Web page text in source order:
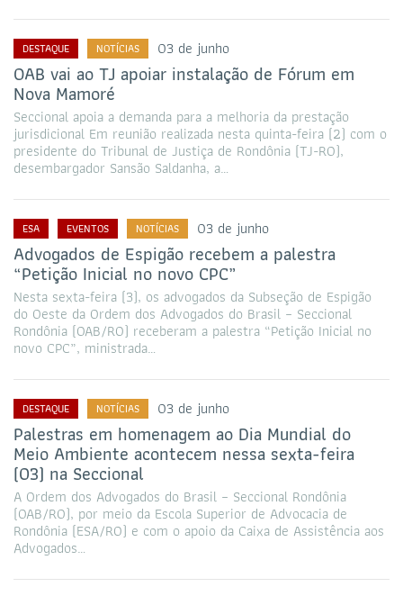
DESTAQUE NOTÍCIAS 03 de junho
OAB vai ao TJ apoiar instalação de Fórum em
Nova Mamoré
Seccional apoia a demanda para a melhoria da prestação
jurisdicional Em reunião realizada nesta quinta-feira (2) com o
presidente do Tribunal de Justiça de Rondônia (TJ-RO),
desembargador Sansão Saldanha, a…
ESA EVENTOS NOTÍCIAS 03 de junho
Advogados de Espigão recebem a palestra
“Petição Inicial no novo CPC”
Nesta sexta-feira (3), os advogados da Subseção de Espigão
do Oeste da Ordem dos Advogados do Brasil – Seccional
Rondônia (OAB/RO) receberam a palestra “Petição Inicial no
novo CPC”, ministrada…
DESTAQUE NOTÍCIAS 03 de junho
Palestras em homenagem ao Dia Mundial do
Meio Ambiente acontecem nessa sexta-feira
(03) na Seccional
A Ordem dos Advogados do Brasil – Seccional Rondônia
(OAB/RO), por meio da Escola Superior de Advocacia de
Rondônia (ESA/RO) e com o apoio da Caixa de Assistência aos
Advogados…